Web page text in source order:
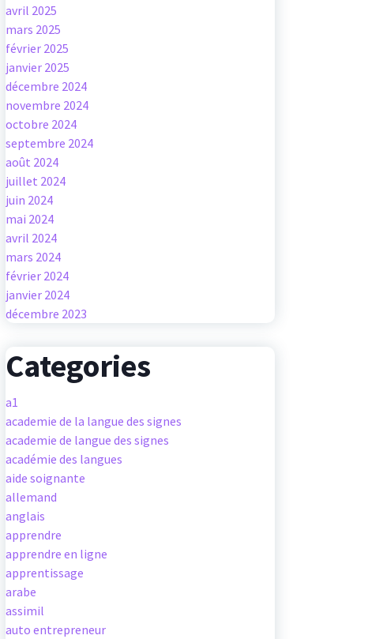
avril 2025
mars 2025
février 2025
janvier 2025
décembre 2024
novembre 2024
octobre 2024
septembre 2024
août 2024
juillet 2024
juin 2024
mai 2024
avril 2024
mars 2024
février 2024
janvier 2024
décembre 2023
Categories
a1
academie de la langue des signes
academie de langue des signes
académie des langues
aide soignante
allemand
anglais
apprendre
apprendre en ligne
apprentissage
arabe
assimil
auto entrepreneur